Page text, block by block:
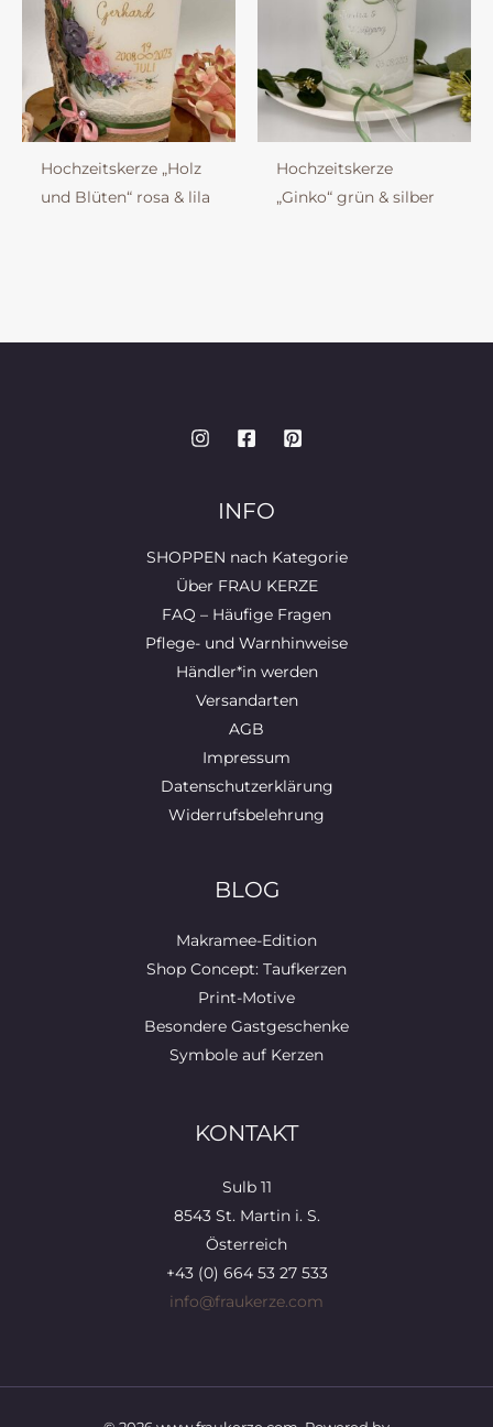
Hochzeitskerze „Holz
und Blüten“ rosa & lila
Hochzeitskerze
„Ginko“ grün & silber
INFO
SHOPPEN nach Kategorie
Über FRAU KERZE
FAQ – Häufige Fragen
Pflege- und Warnhinweise
Händler*in werden
Versandarten
AGB
Impressum
Datenschutzerklärung
Widerrufsbelehrung
BLOG
Makramee-Edition
Shop Concept: Taufkerzen
Print-Motive
Besondere Gastgeschenke
Symbole auf Kerzen
KONTAKT
Sulb 11
8543 St. Martin i. S.
Österreich
+43 (0) 664 53 27 533
info@fraukerze.com